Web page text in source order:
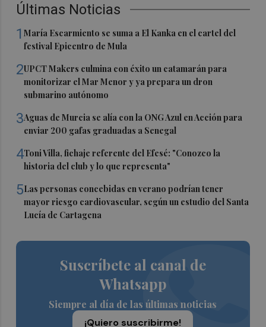
Últimas Noticias
1María Escarmiento se suma a El Kanka en el cartel del
festival Epicentro de Mula
2UPCT Makers culmina con éxito un catamarán para
monitorizar el Mar Menor y ya prepara un dron
submarino autónomo
3Aguas de Murcia se alía con la ONG Azul en Acción para
enviar 200 gafas graduadas a Senegal
4Toni Villa, fichaje referente del Efesé: "Conozco la
historia del club y lo que representa"
5Las personas concebidas en verano podrían tener
mayor riesgo cardiovascular, según un estudio del Santa
Lucía de Cartagena
Suscríbete al canal de
Whatsapp
Siempre al día de las últimas noticias
¡Quiero suscribirme!